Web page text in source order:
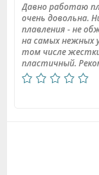
Давно работаю
очень довольна.
плавления - не
на самых нежных
том числе
пластичный.